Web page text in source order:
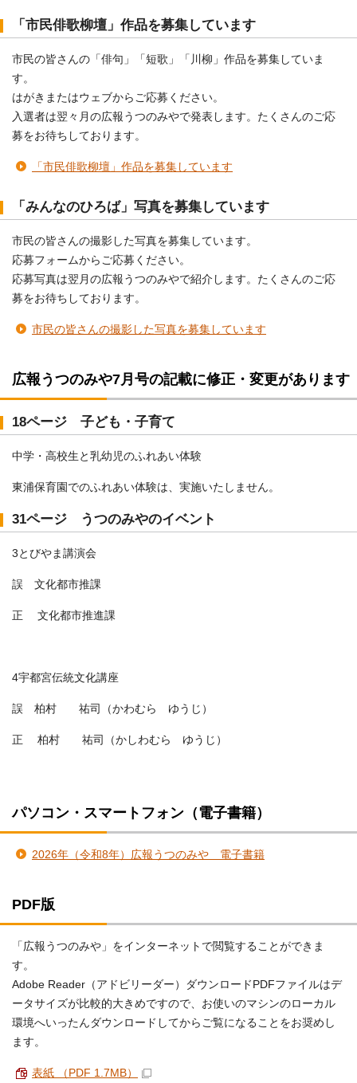
「市民俳歌柳壇」作品を募集しています
市民の皆さんの「俳句」「短歌」「川柳」作品を募集していま
す。
はがきまたはウェブからご応募ください。
入選者は翌々月の広報うつのみやで発表します。たくさんのご応
募をお待ちしております。
「市民俳歌柳壇」作品を募集しています
「みんなのひろば」写真を募集しています
市民の皆さんの撮影した写真を募集しています。
応募フォームからご応募ください。
応募写真は翌月の広報うつのみやで紹介します。たくさんのご応
募をお待ちしております。
市民の皆さんの撮影した写真を募集しています
広報うつのみや7月号の記載に修正・変更があります
18ページ 子ども・子育て
中学・高校生と乳幼児のふれあい体験
東浦保育園でのふれあい体験は、実施いたしません。
31ページ うつのみやのイベント
3とびやま講演会
誤 文化都市推課
正 文化都市推進課
4宇都宮伝統文化講座
誤 柏村 祐司（かわむら ゆうじ）
正 柏村 祐司（かしわむら ゆうじ）
パソコン・スマートフォン（電子書籍）
2026年（令和8年）広報うつのみや 電子書籍
PDF版
「広報うつのみや」をインターネットで閲覧することができま
す。
Adobe Reader（アドビリーダー）ダウンロードPDFファイルはデ
ータサイズが比較的大きめですので、お使いのマシンのローカル
環境へいったんダウンロードしてからご覧になることをお奨めし
ます。
表紙 （PDF 1.7MB）